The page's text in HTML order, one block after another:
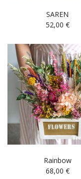
SAREN
52,00 €
Rainbow
68,00 €